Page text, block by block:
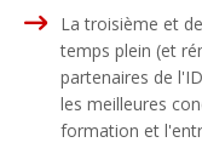
La troisième et
temps plein (et
partenaires de
les meilleures
formation et